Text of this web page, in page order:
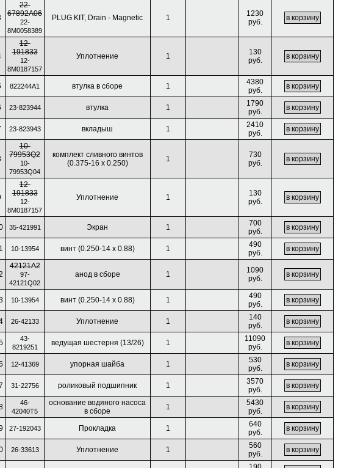
22-
67892A06
22-
8M0058389
PLUG KIT, Drain - Magnetic 1
1230
руб.
12-
191833
12-
8M0187157
Уплотнение 1
130
руб.
822244A1 втулка в сборе 1
4380
руб.
23-823944 втулка 1
1790
руб.
23-823943 вкладыш 1
2410
руб.
10-
79953Q2
10-
79953Q04
комплект сливного винтов
(0.375-16 x 0.250)
1
730
руб.
12-
191833
12-
8M0187157
Уплотнение 1
130
руб.
35-421991 Экран 1
700
руб.
10-13954 винт (0.250-14 x 0.88) 1
490
руб.
42121A2
97-
42121Q02
анод в сборе 1
1090
руб.
10-13954 винт (0.250-14 x 0.88) 1
490
руб.
26-42133 Уплотнение 1
140
руб.
43-
8219251
ведущая шестерня (13/26) 1
11090
руб.
12-41369 упорная шайба 1
530
руб.
31-22756 роликовый подшипник 1
3570
руб.
46-
42040T5
основание водяного насоса
в сборе
1
5430
руб.
27-192043 Прокладка 1
640
руб.
26-33613 Уплотнение 1
560
руб.